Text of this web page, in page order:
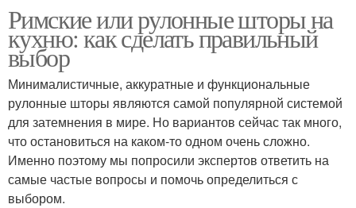
Римские или рулонные шторы на
кухню: как сделать правильный
выбор
Минималистичные, аккуратные и функциональные
рулонные шторы являются самой популярной системой
для затемнения в мире. Но вариантов сейчас так много,
что остановиться на каком-то одном очень сложно.
Именно поэтому мы попросили экспертов ответить на
самые частые вопросы и помочь определиться с
выбором.